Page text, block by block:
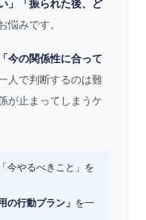
」「振られた後、ど
悩みです。
「今の関係性に合って
人で判断するのは難
が止まってしまうケ
今やるべきこと」を
の行動プラン」 を一